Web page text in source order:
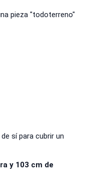
pieza "todoterreno"
sí para cubrir un
y 103 cm de